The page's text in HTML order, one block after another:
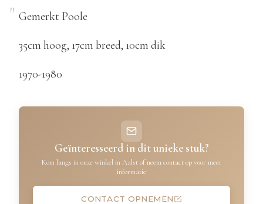
Gemerkt Poole
35cm hoog, 17cm breed, 10cm dik
1970-1980
Geïnteresseerd in dit unieke stuk?
Kom langs in onze winkel in Aalst of neem contact op voor meer
informatie
CONTACT OPNEMEN